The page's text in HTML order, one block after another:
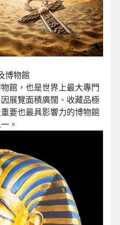
博物館
館，也是世界上最大專門
展覽面積廣闊、收藏品極
要也最具影響力的博物館
。